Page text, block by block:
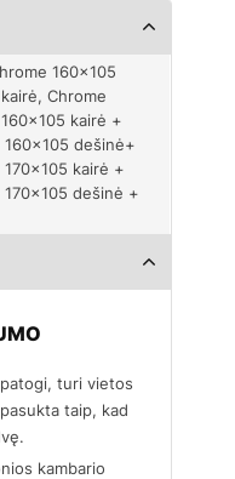
160×105
Chrome
kairė +
dešinė+
kairė +
dešinė +
turi vietos
taip, kad
kambario